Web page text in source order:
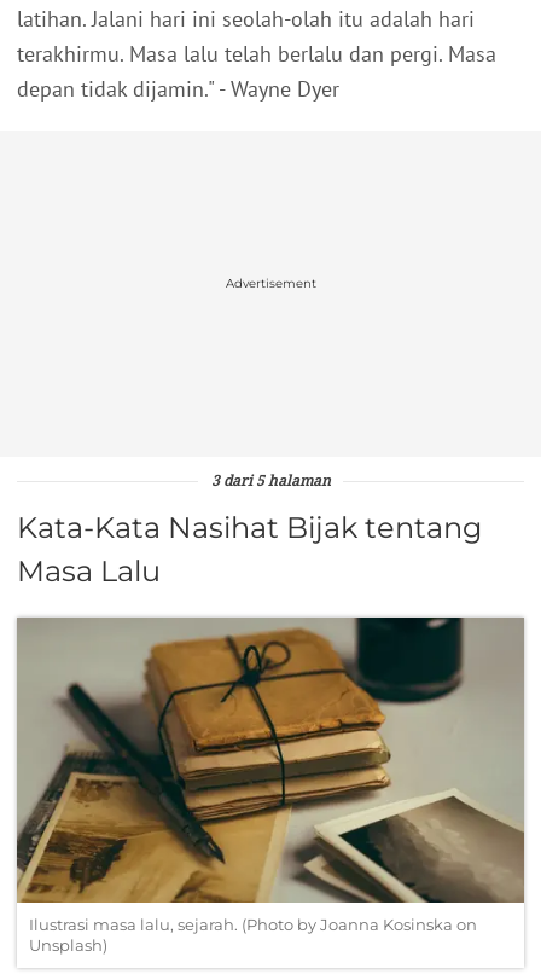
latihan. Jalani hari ini seolah-olah itu adalah hari
terakhirmu. Masa lalu telah berlalu dan pergi. Masa
depan tidak dijamin." - Wayne Dyer
Advertisement
3 dari 5 halaman
Kata-Kata Nasihat Bijak tentang
Masa Lalu
Ilustrasi masa lalu, sejarah. (Photo by Joanna Kosinska on
Unsplash)